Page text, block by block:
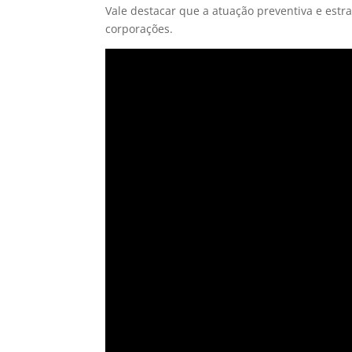
Vale destacar que a atuação preventiva e
corporações.